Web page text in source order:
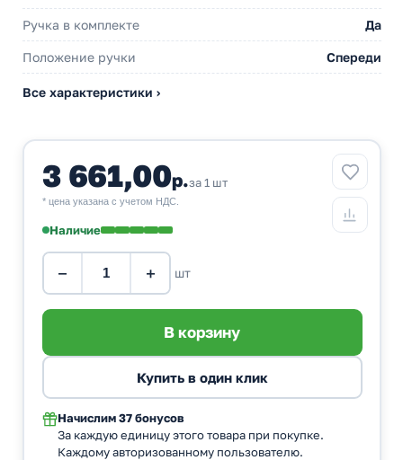
Ручка в комплекте Да
Положение ручки Спереди
Все характеристики ›
3 661,00р.за 1 шт
* цена указана с учетом НДС.
Наличие
− + шт
Начислим 37 бонусов
За каждую единицу этого товара при покупке.
Каждому авторизованному пользователю.